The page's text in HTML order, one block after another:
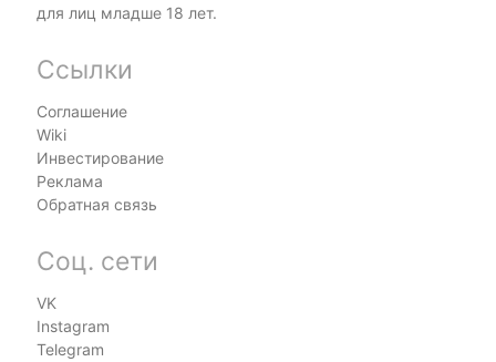
для лиц младше 18 лет.
Ссылки
Соглашение
Wiki
Инвестирование
Реклама
Обратная связь
Соц. сети
VK
Instagram
Telegram